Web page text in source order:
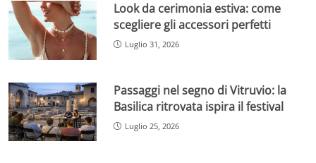
Look da cerimonia estiva: come
scegliere gli accessori perfetti
Luglio 31, 2026
Passaggi nel segno di Vitruvio: la
Basilica ritrovata ispira il festival
Luglio 25, 2026